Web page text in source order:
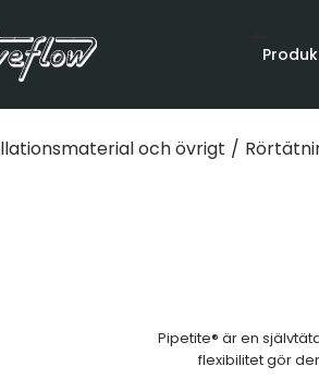
och övrigt /
Pipetite® är en
flexibilitet gör